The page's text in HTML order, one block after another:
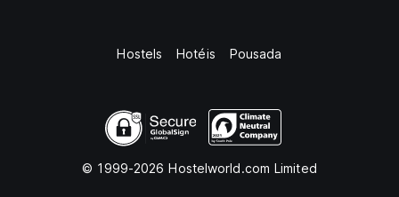
Hostels Hotéis Pousada
© 1999-2026 Hostelworld.com Limited